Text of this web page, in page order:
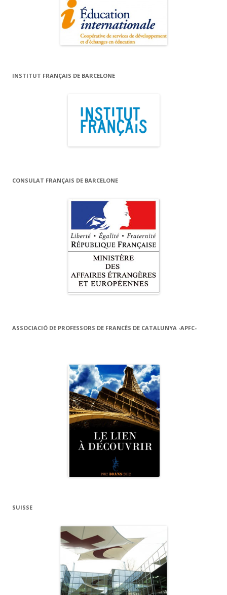
INSTITUT FRANÇAIS DE BARCELONE
CONSULAT FRANÇAIS DE BARCELONE
ASSOCIACIÓ DE PROFESSORS DE FRANCÈS DE CATALUNYA -APFC-
SUISSE